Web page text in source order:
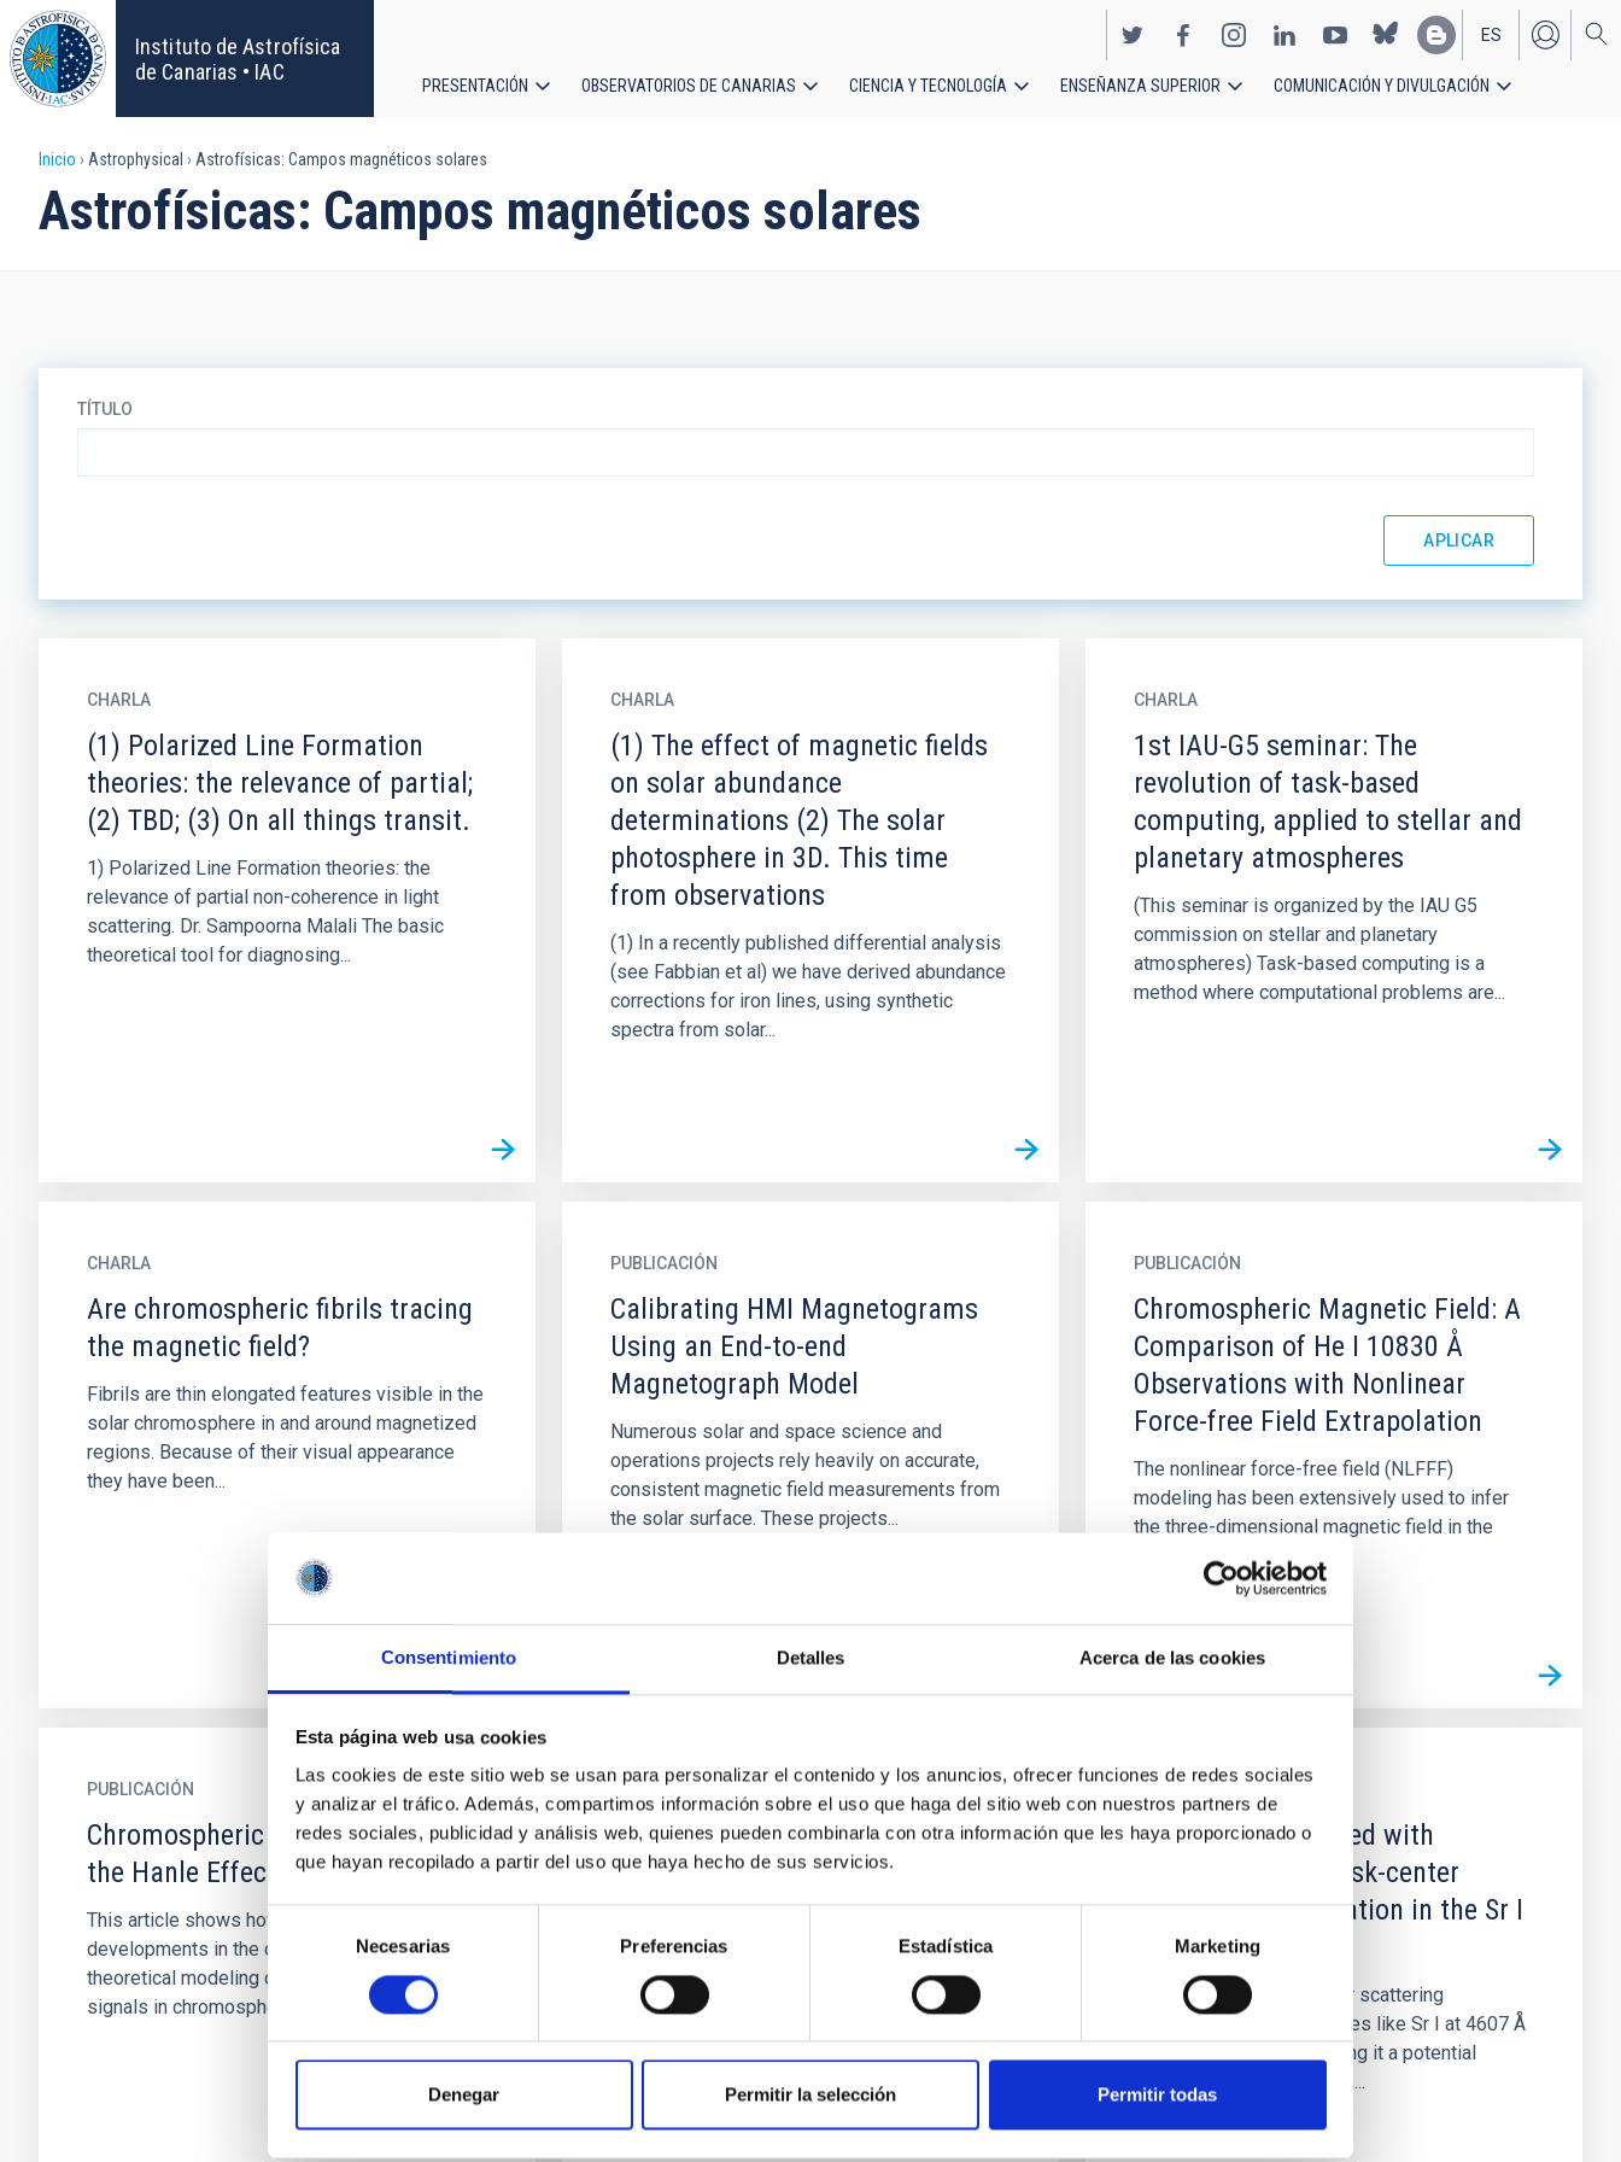
Consentimiento Detalles Acerca de las cookies
Esta página web usa cookies
Las cookies de este sitio web se usan para personalizar el contenido y los anuncios, ofrecer funciones de redes sociales
y analizar el tráfico. Además, compartimos información sobre el uso que haga del sitio web con nuestros partners de
redes sociales, publicidad y análisis web, quienes pueden combinarla con otra información que les haya proporcionado o
que hayan recopilado a partir del uso que haya hecho de sus servicios.
Selección
de
consentimiento
Necesarias Preferencias Estadística Marketing
Denegar Permitir la selección Permitir todas
Pasar
al
contenido
principal
Instituto de Astrofísica
de Canarias • IAC
EN
ES
PRESENTACIÓN OBSERVATORIOS DE CANARIAS CIENCIA Y TECNOLOGÍA ENSEÑANZA SUPERIOR COMUNICACIÓN Y DIVULGACIÓN
Sobrescribir
enlaces
Inicio Astrophysical Astrofísicas: Campos magnéticos solares
Astrofísicas: Campos magnéticos solares
TÍTULO
CHARLA
(1) Polarized Line Formation
theories: the relevance of partial;
(2) TBD; (3) On all things transit.
1) Polarized Line Formation theories: the
relevance of partial non-coherence in light
scattering. Dr. Sampoorna Malali The basic
theoretical tool for diagnosing...
CHARLA
(1) The effect of magnetic fields
on solar abundance
determinations (2) The solar
photosphere in 3D. This time
from observations
(1) In a recently published differential analysis
(see Fabbian et al) we have derived abundance
corrections for iron lines, using synthetic
spectra from solar...
CHARLA
1st IAU-G5 seminar: The
revolution of task-based
computing, applied to stellar and
planetary atmospheres
(This seminar is organized by the IAU G5
commission on stellar and planetary
atmospheres) Task-based computing is a
method where computational problems are...
CHARLA
Are chromospheric fibrils tracing
the magnetic field?
Fibrils are thin elongated features visible in the
solar chromosphere in and around magnetized
regions. Because of their visual appearance
they have been...
PUBLICACIÓN
Calibrating HMI Magnetograms
Using an End-to-end
Magnetograph Model
Numerous solar and space science and
operations projects rely heavily on accurate,
consistent magnetic field measurements from
the solar surface. These projects...
PUBLICACIÓN
Chromospheric Magnetic Field: A
Comparison of He I 10830 Å
Observations with Nonlinear
Force-free Field Extrapolation
The nonlinear force-free field (NLFFF)
modeling has been extensively used to infer
the three-dimensional magnetic field in the
solar corona. One of the...
PUBLICACIÓN
Chromospheric Magnetism and
the Hanle Effect
This article shows how some recent
developments in the observation and
theoretical modeling of weak polarization
signals in chromospheric spectral lines are...
CHARLA
Collapsograms: measurement of
low signal-to-noise-ratio solar p
modes in spatially-resolved
helioseismic data
1.- I will give an overview of WeCAPP
galaxy. WeCAPP monitored the...
Comparing Observed with
Simulated Solar-disk-center
Scattering Polarization in the Sr I
4607 Å Line
Solar magnetic fields alter scattering
polarization in spectral lines like Sr I at 4607 Å
via the Hanle effect, making it a potential
diagnostic for small-scale...